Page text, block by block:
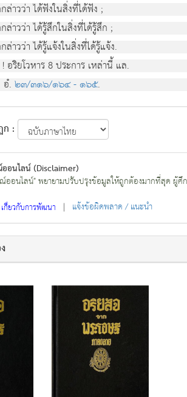
ล่าวว่า ได้ฟังในสิ่งที่ได้ฟัง ;
ล่าวว่า ได้รู้สึกในสิ่งที่ได้รู้สึก ;
ล่าวว่า ได้รู้แจ้งในสิ่งที่ได้รู้แจ้ง.
ริยโวหาร 8 ประการ เหล่านี้ แล.
อํ.๒๓/๓๑๖/๑๖๔ - ๑๖๕.
ก :
อนไลน์ (Disclaimer)
ออนไลน์" พยายามปรับปรุงข้อมูลให้ถูกต้องมากที่สุด ผู้
เกี่ยวกับการพัฒนา | แจ้งข้อผิดพลาด / แนะนำ